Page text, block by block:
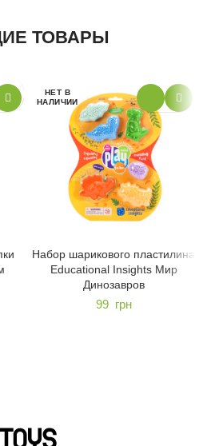
ТОВАРЫ
НЕТ В
НАЛИЧИИ
Набор шарикового пластилина
Educational Insights Мир
Динозавров
99 грн